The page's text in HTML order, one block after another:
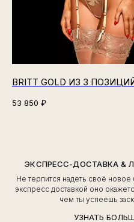
BRITT GOLD ИЗ 3
53 850 ₽
ЭКСПРЕСС-ДОСТАВКА &
Не терпится надеть своё
экспресс доставкой оно
чем ты успеешь
УЗНАТЬ